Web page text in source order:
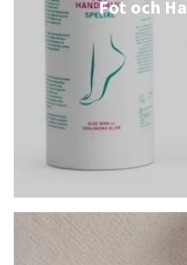
Fot och